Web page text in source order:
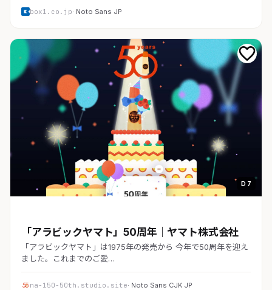
box1.co.jp· Noto Sans JP
D 7
「アラビックヤマト」50周年｜ヤマト株式会社
「アラビックヤマト」は1975年の発売から 今年で50周年を迎え
ました。これまでのご愛…
na-150-50th.studio.site· Noto Sans CJK JP